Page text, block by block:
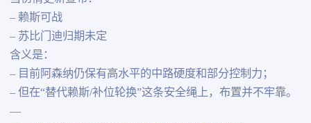
– 赖斯可战
– 苏比门迪归期未定
含义是：
– 目前阿森纳仍保有高水平的中路硬度和部分控制力；
– 但在“替代赖斯/补位轮换”这条安全绳上，布置并不牢靠。
—